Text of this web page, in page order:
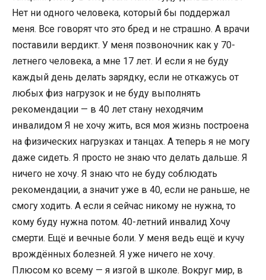
Нет ни одного человека, который бы поддержал
меня. Все говорят что это бред и не страшно. А врачи
поставили вердикт. У меня позвоночник как у 70-
летнего человека, а мне 17 лет. И если я не буду
каждый день делать зарядку, если не откажусь от
любых физ нагрузок и не буду выполнять
рекомендации — в 40 лет стану неходячим
инвалидом Я не хочу жить, вся моя жизнь построена
на физических нагрузках и танцах. А теперь я не могу
даже сидеть. Я просто не знаю что делать дальше. Я
ничего не хочу. Я знаю что не буду соблюдать
рекомендации, а значит уже в 40, если не раньше, не
смогу ходить. А если я сейчас никому не нужна, то
кому буду нужна потом. 40-летний инвалид Хочу
смерти. Ещё и вечные боли. У меня ведь ещё и кучу
врождённых болезней. Я уже ничего не хочу.
Плюсом ко всему — я изгой в школе. Вокруг мир, в